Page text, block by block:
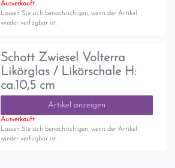
Ausverkauft
Lassen Sie sich benachrichigen, wenn der Artikel
wieder verfügbar ist.
Schott Zwiesel Volterra
Likörglas / Likörschale H:
ca.10,5 cm
Artikel anzeigen
Ausverkauft
Lassen Sie sich benachrichigen, wenn der Artikel
wieder verfügbar ist.